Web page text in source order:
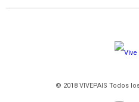
© 2018 VIVEPAIS Todos